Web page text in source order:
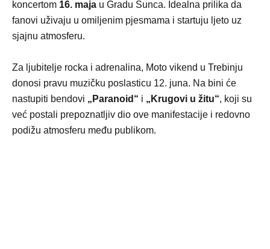
koncertom 16. maja u Gradu Sunca. Idealna prilika da
fanovi uživaju u omiljenim pjesmama i startuju ljeto uz
sjajnu atmosferu.
Za ljubitelje rocka i adrenalina, Moto vikend u Trebinju
donosi pravu muzičku poslasticu 12. juna. Na bini će
nastupiti bendovi „Paranoid“ i „Krugovi u žitu“, koji su
već postali prepoznatljiv dio ove manifestacije i redovno
podižu atmosferu među publikom.